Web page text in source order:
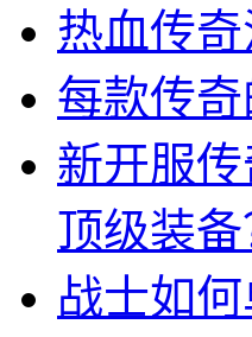
热血传
每款传
新开服
顶级装备
战士如